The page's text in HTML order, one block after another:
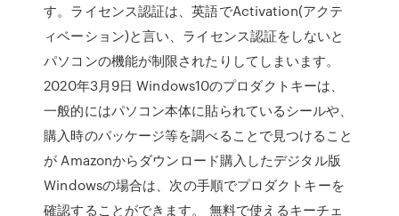
す。ライセンス認証は、英語でActivation(アクテ
ィベーション)と言い、ライセンス認証をしないと
パソコンの機能が制限されたりしてしまいます。
2020年3月9日 Windows10のプロダクトキーは、
一般的にはパソコン本体に貼られているシールや、
購入時のパッケージ等を調べることで見つけること
が Amazonからダウンロード購入したデジタル版
Windowsの場合は、次の手順でプロダクトキーを
確認することができます。 無料で使えるキーチェ